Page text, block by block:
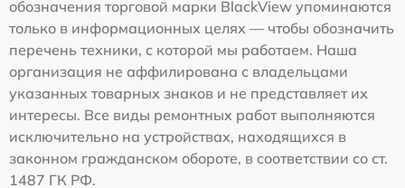
обозначения торговой марки BlackView упоминаются
только в информационных целях — чтобы обозначить
перечень техники, с которой мы работаем. Наша
организация не аффилирована с владельцами
указанных товарных знаков и не представляет их
интересы. Все виды ремонтных работ выполняются
исключительно на устройствах, находящихся в
законном гражданском обороте, в соответствии со ст.
1487 ГК РФ.